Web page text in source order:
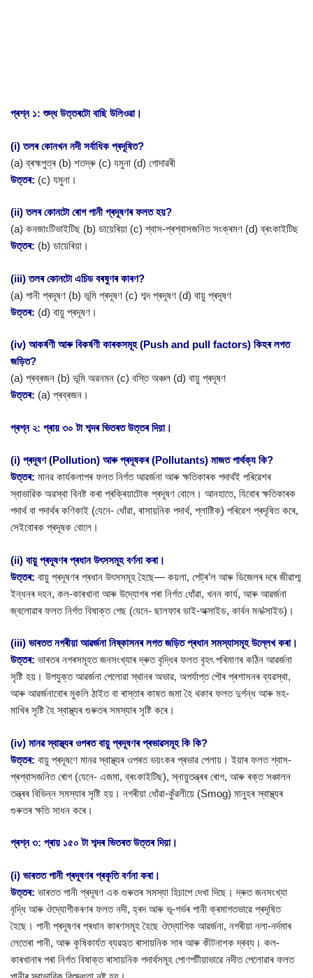
প্ৰশ্ন ১: শুদ্ধ উত্তৰটো বাছি উলিওৱা।
(i) তলৰ কোনখন নদী সৰ্বাধিক প্ৰদূষিত?
(a) ব্ৰহ্মপুত্ৰ (b) শতদ্ৰু (c) যমুনা (d) গোদাৱৰী
উত্তৰ: (c) যমুনা।
(ii) তলৰ কোনটো ৰোগ পানী প্ৰদূষণৰ ফলত হয়?
(a) কনজাংটিভাইটিছ (b) ডায়েৰিয়া (c) শ্বাস-প্ৰশ্বাসজনিত সংক্ৰমণ (d) ব্ৰংকাইটিছ
উত্তৰ: (b) ডায়েৰিয়া।
(iii) তলৰ কোনটো এচিড বৰষুণৰ কাৰণ?
(a) পানী প্ৰদূষণ (b) ভূমি প্ৰদূষণ (c) শব্দ প্ৰদূষণ (d) বায়ু প্ৰদূষণ
উত্তৰ: (d) বায়ু প্ৰদূষণ।
(iv) আকৰ্ষণী আৰু বিকৰ্ষণী কাৰকসমূহ (Push and pull factors) কিহৰ লগত
জড়িত?
(a) প্ৰব্ৰজন (b) ভূমি অৱনমন (c) বস্তি অঞ্চল (d) বায়ু প্ৰদূষণ
উত্তৰ: (a) প্ৰব্ৰজন।
প্ৰশ্ন ২: প্ৰায় ৩০ টা শব্দৰ ভিতৰত উত্তৰ দিয়া।
(i) প্ৰদূষণ (Pollution) আৰু প্ৰদূষকৰ (Pollutants) মাজত পাৰ্থক্য কি?
উত্তৰ: মানৱ কাৰ্যকলাপৰ ফলত নিৰ্গত আৱৰ্জনা আৰু ক্ষতিকাৰক পদাৰ্থই পৰিৱেশৰ
স্বাভাৱিক অৱস্থা বিনষ্ট কৰা প্ৰক্ৰিয়াটোক প্ৰদূষণ বোলে। আনহাতে, যিবোৰ ক্ষতিকাৰক
পদাৰ্থ বা পদাৰ্থৰ কণিকাই (যেনে- ধোঁৱা, ৰাসায়নিক পদাৰ্থ, প্লাষ্টিক) পৰিৱেশ প্ৰদূষিত কৰে,
সেইবোৰক প্ৰদূষক বোলে।
(ii) বায়ু প্ৰদূষণৰ প্ৰধান উৎসসমূহ বৰ্ণনা কৰা।
উত্তৰ: বায়ু প্ৰদূষণৰ প্ৰধান উৎসসমূহ হৈছে— কয়লা, পেট্ৰ’ল আৰু ডিজেলৰ দৰে জীৱাশ্ম
ইন্ধনৰ দহন, কল-কাৰখানা আৰু উদ্যোগৰ পৰা নিৰ্গত ধোঁৱা, খনন কাৰ্য, আৰু আৱৰ্জনা
জ্বলোৱাৰ ফলত নিৰ্গত বিষাক্ত গেছ (যেনে- ছালফাৰ ডাই-অক্সাইড, কাৰ্বন মন’ক্সাইড)।
(iii) ভাৰতত নগৰীয়া আৱৰ্জনা নিষ্কাসনৰ লগত জড়িত প্ৰধান সমস্যাসমূহ উল্লেখ কৰা।
উত্তৰ: ভাৰতৰ নগৰসমূহত জনসংখ্যাৰ দ্ৰুত বৃদ্ধিৰ ফলত বৃহৎ পৰিমাণৰ কঠিন আৱৰ্জনা
সৃষ্টি হয়। উপযুক্ত আৱৰ্জনা পেলোৱা স্থানৰ অভাৱ, অপৰ্যাপ্ত পৌৰ প্ৰশাসনৰ ব্যৱস্থা,
আৰু আৱৰ্জনাবোৰ মুকলি ঠাইত বা ৰাস্তাৰ কাষত জমা হৈ থকাৰ ফলত দুৰ্গন্ধ আৰু মহ-
মাখিৰ সৃষ্টি হৈ স্বাস্থ্যৰ গুৰুতৰ সমস্যাৰ সৃষ্টি কৰে।
(iv) মানৱ স্বাস্থ্যৰ ওপৰত বায়ু প্ৰদূষণৰ প্ৰভাৱসমূহ কি কি?
উত্তৰ: বায়ু প্ৰদূষণে মানৱ স্বাস্থ্যৰ ওপৰত ভয়ংকৰ প্ৰভাৱ পেলায়। ইয়াৰ ফলত শ্বাস-
প্ৰশ্বাসজনিত ৰোগ (যেনে- এজমা, ব্ৰংকাইটিছ), স্নায়ুতন্ত্ৰৰ ৰোগ, আৰু ৰক্ত সঞ্চালন
তন্ত্ৰৰ বিভিন্ন সমস্যাৰ সৃষ্টি হয়। নগৰীয়া ধোঁৱা-কুঁৱলীয়ে (Smog) মানুহৰ স্বাস্থ্যৰ
গুৰুতৰ ক্ষতি সাধন কৰে।
প্ৰশ্ন ৩: প্ৰায় ১৫০ টা শব্দৰ ভিতৰত উত্তৰ দিয়া।
(i) ভাৰতত পানী প্ৰদূষণৰ প্ৰকৃতি বৰ্ণনা কৰা।
উত্তৰ: ভাৰতত পানী প্ৰদূষণ এক গুৰুতৰ সমস্যা হিচাপে দেখা দিছে। দ্ৰুত জনসংখ্যা
বৃদ্ধি আৰু ঔদ্যোগীকৰণৰ ফলত নদী, হ্ৰদ আৰু ভূ-গৰ্ভৰ পানী ক্ৰমাগতভাৱে প্ৰদূষিত
হৈছে। পানী প্ৰদূষণৰ প্ৰধান কাৰণসমূহ হৈছে ঔদ্যোগিক আৱৰ্জনা, নগৰীয়া নলা-নৰ্দমাৰ
লেতেৰা পানী, আৰু কৃষিকাৰ্যত ব্যৱহৃত ৰাসায়নিক সাৰ আৰু কীটনাশক দ্ৰব্য। কল-
কাৰখানাৰ পৰা নিৰ্গত বিষাক্ত ৰাসায়নিক পদাৰ্থসমূহ পোণপটীয়াভাৱে নদীত পেলোৱাৰ ফলত